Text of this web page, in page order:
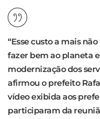
“Esse custo a mais
fazer bem ao planeta
modernização dos
afirmou o prefeito
vídeo exibida aos
participaram da